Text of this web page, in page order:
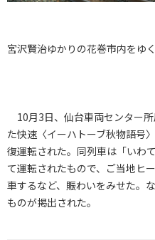
宮沢賢治ゆかりの花巻市内をゆ
10月3日、仙台車両センター
た快速〈イーハトーブ秋物語号
復運転された。同列車は「いわ
て運転されたもので、ご当地ヒ
車するなど、賑わいをみせた。
ものが掲出された。